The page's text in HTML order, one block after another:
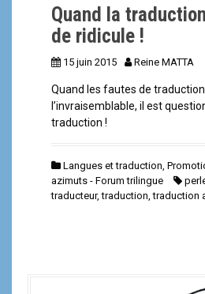
Quand la
de ridicule !
15 juin 2015 Reine MATTA
Quand les fautes de
l’invraisemblable, il est
traduction !
Langues et traduction,
azimuts - Forum trilingue
traducteur,traduction,traduction